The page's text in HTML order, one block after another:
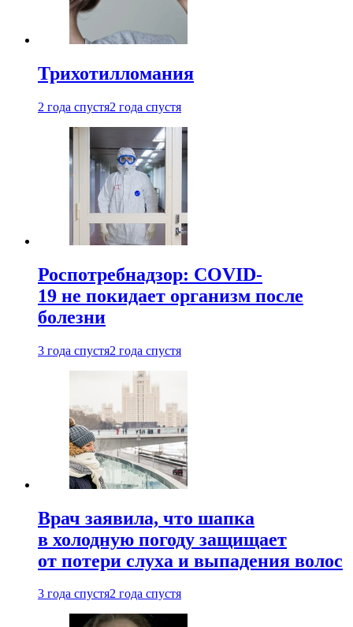
Трихотилломания
2 года спустя2 года спустя
Роспотребнадзор: COVID-
19 не покидает организм после
болезни
3 года спустя2 года спустя
Врач заявила, что шапка
в холодную погоду защищает
от потери слуха и выпадения волос
3 года спустя2 года спустя